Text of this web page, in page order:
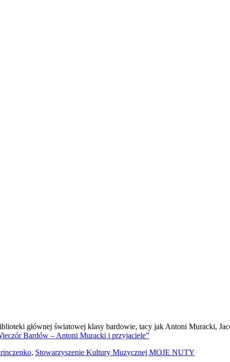
głównej światowej klasy bardowie, tacy jak Antoni Muracki,
Bardów – Antoni Muracki i przyjaciele”
, Stowarzyszenie Kultury Muzycznej MOJE NUTY